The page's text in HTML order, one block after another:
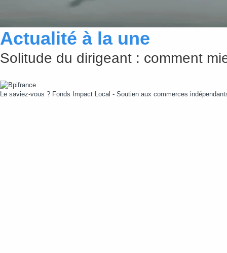
Actualité à la une
Solitude du dirigeant : comment
Le saviez-vous ? Fonds Impact Local - Soutien aux commerces